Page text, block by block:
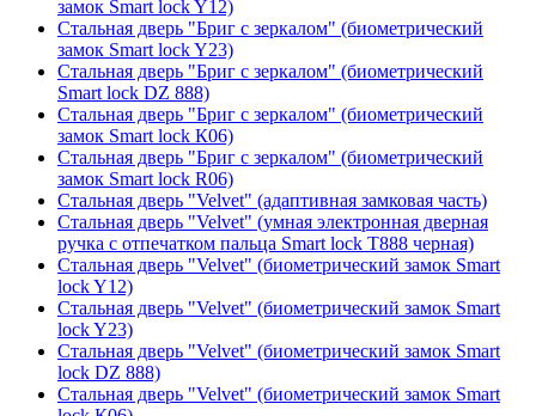
замок Smart lock Y12)
Стальная дверь "Бриг с зеркалом" (биометрический
замок Smart lock Y23)
Стальная дверь "Бриг с зеркалом" (биометрический
Smart lock DZ 888)
Стальная дверь "Бриг с зеркалом" (биометрический
замок Smart lock К06)
Стальная дверь "Бриг с зеркалом" (биометрический
замок Smart lock R06)
Стальная дверь "Velvet" (адаптивная замковая часть)
Стальная дверь "Velvet" (умная электронная дверная
ручка с отпечатком пальца Smart lock T888 черная)
Стальная дверь "Velvet" (биометрический замок Smart
lock Y12)
Стальная дверь "Velvet" (биометрический замок Smart
lock Y23)
Стальная дверь "Velvet" (биометрический замок Smart
lock DZ 888)
Стальная дверь "Velvet" (биометрический замок Smart